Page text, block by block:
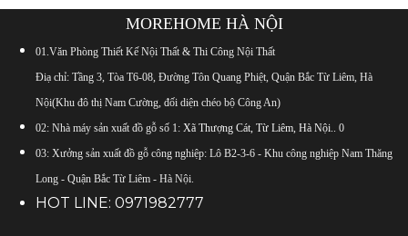
MOREHOME HÀ NỘI
01.Văn Phòng Thiết Kế Nội Thất & Thi Công Nội Thất
Điạ chỉ: Tầng 3, Tòa T6-08, Đường Tôn Quang Phiệt, Quận Bắc Từ Liêm, Hà
Nội(Khu đô thị Nam Cường, đối diện chéo bộ Công An)
02: Nhà máy sản xuất đồ gỗ số 1: Xã Thượng Cát, Từ Liêm, Hà Nội.
0
03: Xưởng sản xuất đồ gỗ công nghiệp: Lô B2-3-6 - Khu công nghiệp Nam Thăng
Long - Quận Bắc Từ Liêm - Hà Nội.
HOT LINE: 0971982777